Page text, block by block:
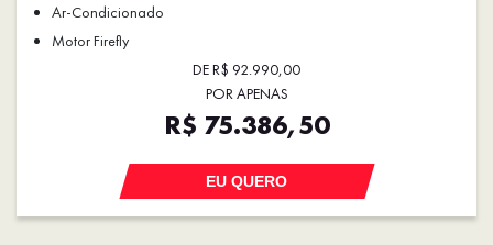
Ar-Condicionado
Motor Firefly
DE R$ 92.990,00
POR APENAS
R$ 75.386,50
EU QUERO